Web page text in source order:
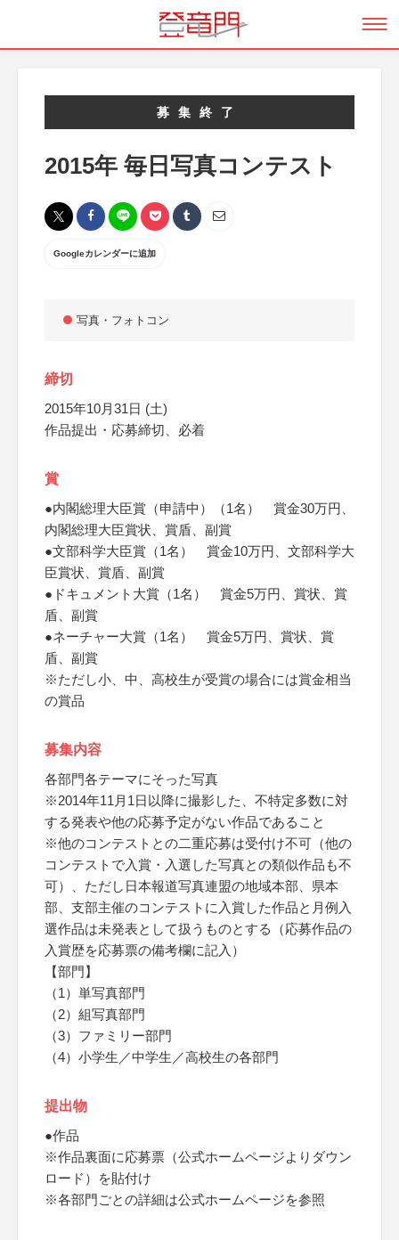
募集終了
2015年 毎日写真コンテスト
Googleカレンダーに追加
写真・フォトコン
締切
2015年10月31日 (土)
作品提出・応募締切、必着
賞
●内閣総理大臣賞（申請中）（1名） 賞金30万円、
内閣総理大臣賞状、賞盾、副賞
●文部科学大臣賞（1名） 賞金10万円、文部科学大
臣賞状、賞盾、副賞
●ドキュメント大賞（1名） 賞金5万円、賞状、賞
盾、副賞
●ネーチャー大賞（1名） 賞金5万円、賞状、賞
盾、副賞
※ただし小、中、高校生が受賞の場合には賞金相当
の賞品
募集内容
各部門各テーマにそった写真
※2014年11月1日以降に撮影した、不特定多数に対
する発表や他の応募予定がない作品であること
※他のコンテストとの二重応募は受付け不可（他の
コンテストで入賞・入選した写真との類似作品も不
可）、ただし日本報道写真連盟の地域本部、県本
部、支部主催のコンテストに入賞した作品と月例入
選作品は未発表として扱うものとする（応募作品の
入賞歴を応募票の備考欄に記入）
【部門】
（1）単写真部門
（2）組写真部門
（3）ファミリー部門
（4）小学生／中学生／高校生の各部門
提出物
●作品
※作品裏面に応募票（公式ホームページよりダウン
ロード）を貼付け
※各部門ごとの詳細は公式ホームページを参照